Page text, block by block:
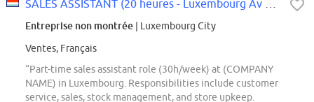
Entreprise non montrée | Luxembourg City
Ventes, Français
“Part-time sales assistant role (30h/week) at (COMPANY
NAME) in Luxembourg. Responsibilities include customer
service, sales, stock management, and store upkeep.